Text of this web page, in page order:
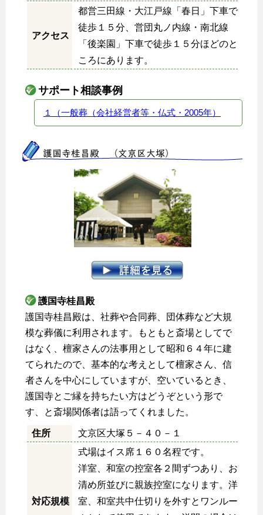
アクセス
都営三田線・大江戸線「春日」下車で
徒歩１５分、営団丸ノ内線・南北線
「後楽園」下車で徒歩１５分ほどのと
ころにあります。
サポート相談事例
１（一般葬（会社経営者等・仏式・2005年）
護国寺桂昌殿 （文京区大塚）
護国寺桂昌殿
護国寺桂昌殿は、社葬や合同葬、団体葬など大規
模な葬儀に利用されます。もともと斎場としてで
はなく、檀家さんの法事用として昭和６４年に建
てられたので、基本的な考えとして檀家さん、信
者さんを中心にしていますが、空いているとき、
護国寺とご縁を持ちたい方はどうぞという形で
す、と斎場関係者は語ってくれました。
住所 文京区大塚５－４０－１
対応規模
式場はイス席１６０名程です。
洋室、和室の控室各２間ずつあり、お
清め所並びに親族控室になります。洋
室、和室共中仕切りを外すとワンルー